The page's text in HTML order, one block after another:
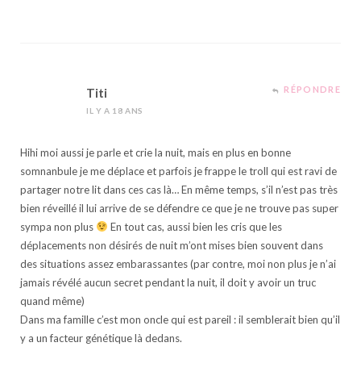
Titi
IL Y A 18 ANS
RÉPONDRE
Hihi moi aussi je parle et crie la nuit, mais en plus en bonne
somnanbule je me déplace et parfois je frappe le troll qui est ravi de
partager notre lit dans ces cas là… En même temps, s’il n’est pas très
bien réveillé il lui arrive de se défendre ce que je ne trouve pas super
sympa non plus
En tout cas, aussi bien les cris que les
déplacements non désirés de nuit m’ont mises bien souvent dans
des situations assez embarassantes (par contre, moi non plus je n’ai
jamais révélé aucun secret pendant la nuit, il doit y avoir un truc
quand même)
Dans ma famille c’est mon oncle qui est pareil : il semblerait bien qu’il
y a un facteur génétique là dedans.